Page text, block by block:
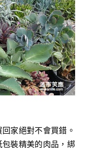
家絕對不會買錯。
裝精美的肉品，綁